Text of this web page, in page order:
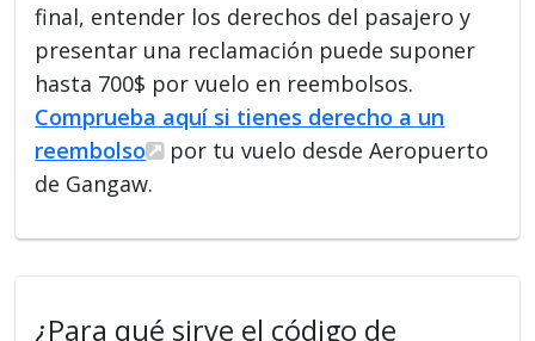
final, entender los derechos del pasajero y
presentar una reclamación puede suponer
hasta 700$ por vuelo en reembolsos.
Comprueba aquí si tienes derecho a un
reembolso
por tu vuelo desde Aeropuerto
de Gangaw.
¿Para qué sirve el código de